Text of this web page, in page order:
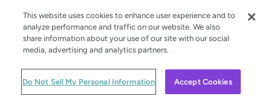
Spanien
Storbritannien
Sverige© WorldRemit 2024
This website uses cookies to enhance user experience and to
analyze performance and traffic on our website. We also
share information about your use of our site with our social
media, advertising and analytics partners.
Do Not Sell My Personal Information Accept Cookies